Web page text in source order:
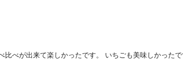
べが出来て楽しかったです。 いちごも美味しかったで